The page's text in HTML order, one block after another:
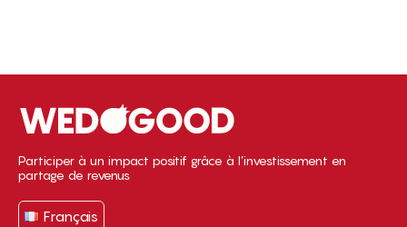
Participer à un impact positif grâce à l’investissement en
partage de revenus
Français